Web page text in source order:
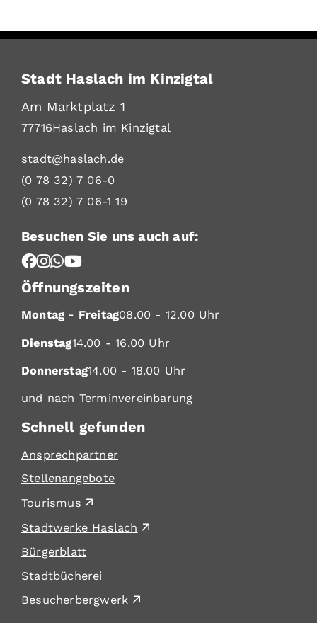
Stadt Haslach im Kinzigtal
Am Marktplatz 1
77716Haslach im Kinzigtal
stadt@haslach.de
(0 78 32) 7 06-0
(0 78 32) 7 06-1 19
Besuchen Sie uns auch auf:
Öffnungszeiten
Montag - Freitag08.00 - 12.00 Uhr
Dienstag14.00 - 16.00 Uhr
Donnerstag14.00 - 18.00 Uhr
und nach Terminvereinbarung
Schnell gefunden
Ansprechpartner
Stellenangebote
Tourismus
Stadtwerke Haslach
Bürgerblatt
Stadtbücherei
Besucherbergwerk